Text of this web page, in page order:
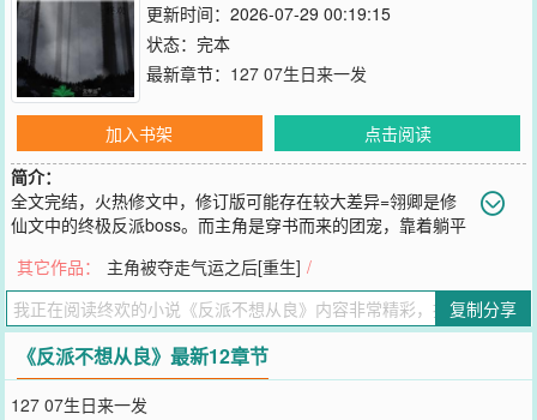
更新时间：2026-07-29 00:19:15
状态：完本
最新章节： 127 07生日来一发
加入书架
点击阅读
简介：
全文完结，火热修文中，修订版可能存在较大差异=翎卿是修
仙文中的终极反派boss。而主角是穿书而来的团宠，靠着躺平
卿的父母好心收留被仇人追杀的主角。半夜仇人赶到，他的双亲惨
死，主角却靠着好运安然存活，被姗姗来迟的师门长辈接走。从此，
主角在师门长辈的精心呵护下，逐渐成为一代天骄。而失去双亲的翎
卿时年八岁，靠着坑蒙拐骗勉强活了下来，最后被一个路过的魔头捡
走。本该惊艳修仙界的绝世天才沦为魔头炼药的试验品，过得生不如
死。从此黑化得一发不可收拾，走上和主角作对的道路。最后落得凄
其它作品： 主角被夺走气运之后[重生] /
复制分享
《反派不想从良》最新12章节
127 07生日来一发